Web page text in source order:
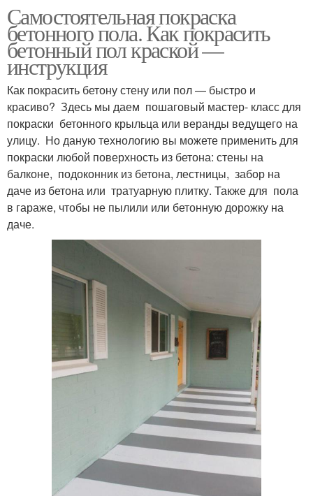
Самостоятельная покраска
бетонного пола. Как покрасить
бетонный пол краской —
инструкция
Как покрасить бетону стену или пол — быстро и
красиво? Здесь мы даем пошаговый мастер- класс для
покраски бетонного крыльца или веранды ведущего на
улицу. Но даную технологию вы можете применить для
покраски любой поверхность из бетона: стены на
балконе, подоконник из бетона, лестницы, забор на
даче из бетона или тратуарную плитку. Также для пола
в гараже, чтобы не пылили или бетонную дорожку на
даче.